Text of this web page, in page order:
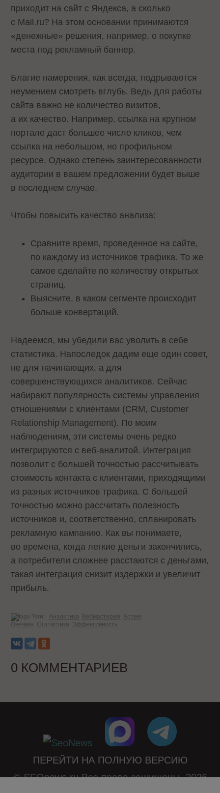
приходит на сайт с Яндекса, а сколько
с Mail.ru? На этом основании принимаются
«денежные» решения, например, о покупке
места под рекламный баннер.
Благие намерения, как всегда, подрываются
неумением смотреть вглубь. Ведь для работы
сайта важно не количество визитов,
а их качество. Например, ссылка на крупном
портале даст большее число кликов, чем
ссылка на небольшом, но профильном
ресурсе. Однако степень заинтересованности
аудитории в вашем предложении будет выше
в последнем случае.
Чтобы повысить качество анализа:
Сравните время, проведенное на сайте,
по каждому из источников трафика. То же
самое сделайте по количеству открытых
страниц.
Выясните, в каком сегменте происходит
больше конвертаций.
Надеемся, мы убедили вас уволить в себе
статистика. Напоследок дадим еще один совет,
не для начинающих, а для
совершенствующихся аналитиков. Сейчас
набирают популярность системы управления
отношениями с клиентами (CRM, Customer
Relationship Management). По моим
наблюдениям, эти системы очень редко
интегрируются с веб-аналитой. Интеграция
позволит с большей точностью рассчитывать
стоимость контакта с клиентами, приходящими
из разных источников трафика. С большей
точностью можно рассчитать полезность
источников и, соответственно, спланировать
рекламную кампанию. Как вы понимаете,
во времена, когда легкие деньги закончились,
а потребители сложнее расстаются с деньгами,
такая интеграция снизит издержки и увеличит
прибыль.
Теги: Аналитика Вебмастерам Артем
Овечкин Статистика Эффективность
0 КОММЕНТАРИЕВ
ПЕРЕЙТИ НА ПОЛНУЮ ВЕРСИЮ
© SEOnews.ru Все права защищены. 2026